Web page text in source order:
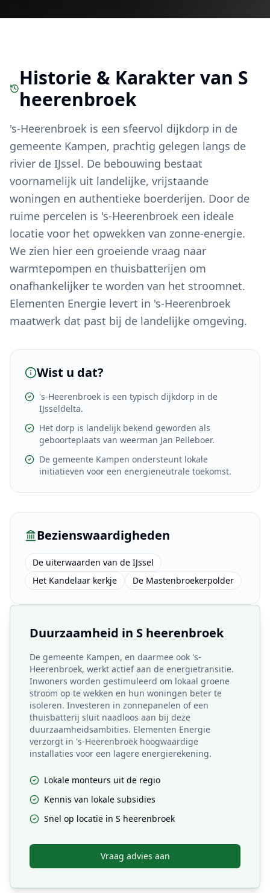
Historie & Karakter van S
heerenbroek
's-Heerenbroek is een sfeervol dijkdorp in de
gemeente Kampen, prachtig gelegen langs de
rivier de IJssel. De bebouwing bestaat
voornamelijk uit landelijke, vrijstaande
woningen en authentieke boerderijen. Door de
ruime percelen is 's-Heerenbroek een ideale
locatie voor het opwekken van zonne-energie.
We zien hier een groeiende vraag naar
warmtepompen en thuisbatterijen om
onafhankelijker te worden van het stroomnet.
Elementen Energie levert in 's-Heerenbroek
maatwerk dat past bij de landelijke omgeving.
Wist u dat?
's-Heerenbroek is een typisch dijkdorp in de
IJsseldelta.
Het dorp is landelijk bekend geworden als
geboorteplaats van weerman Jan Pelleboer.
De gemeente Kampen ondersteunt lokale
initiatieven voor een energieneutrale toekomst.
Bezienswaardigheden
De uiterwaarden van de IJssel
Het Kandelaar kerkje
De Mastenbroekerpolder
Duurzaamheid in S heerenbroek
De gemeente Kampen, en daarmee ook 's-
Heerenbroek, werkt actief aan de energietransitie.
Inwoners worden gestimuleerd om lokaal groene
stroom op te wekken en hun woningen beter te
isoleren. Investeren in zonnepanelen of een
thuisbatterij sluit naadloos aan bij deze
duurzaamheidsambities. Elementen Energie
verzorgt in 's-Heerenbroek hoogwaardige
installaties voor een lagere energierekening.
Lokale monteurs uit de regio
Kennis van lokale subsidies
Snel op locatie in S heerenbroek
Vraag advies aan